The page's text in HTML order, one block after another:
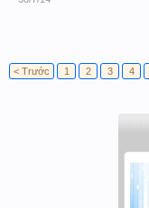
< Trước
1 2 3 4